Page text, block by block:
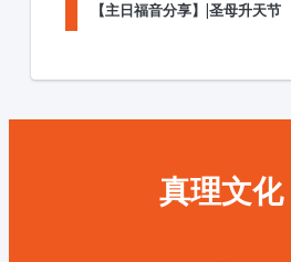
【主日福音分享】|圣母升天节
真理文化